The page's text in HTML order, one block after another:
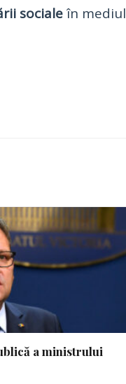
socialeîn mediul
a ministrului